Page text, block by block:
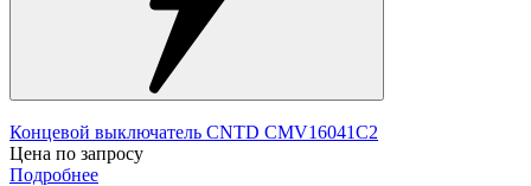
Концевой выключатель CNTD CMV16041C2
Цена по запросу
Подробнее